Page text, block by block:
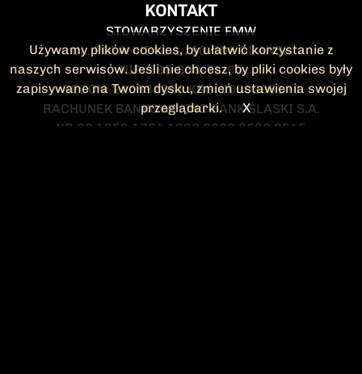
KONTAKT
STOWARZYSZENIE FMW
UL. POLANKI 41-1 , 80-308 GDAŃSK
NIP: 583-300-74-60
REGON: 220532063 KRS: 0000295148
RACHUNEK BANKOWY: ING BANK ŚLĄSKI S.A.
NR 90 1050 1764 1000 0023 2582 8545
Używamy plików cookies, by ułatwić korzystanie z
naszych serwisów. Jeśli nie chcesz, by pliki cookies były
zapisywane na Twoim dysku, zmień ustawienia swojej
przeglądarki.
X